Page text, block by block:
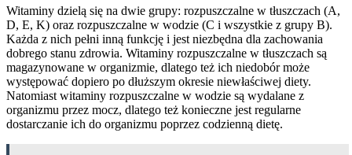
Witaminy dzielą się na dwie grupy: rozpuszczalne w tłuszczach (A,
D, E, K) oraz rozpuszczalne w wodzie (C i wszystkie z grupy B).
Każda z nich pełni inną funkcję i jest niezbędna dla zachowania
dobrego stanu zdrowia. Witaminy rozpuszczalne w tłuszczach są
magazynowane w organizmie, dlatego też ich niedobór może
występować dopiero po dłuższym okresie niewłaściwej diety.
Natomiast witaminy rozpuszczalne w wodzie są wydalane z
organizmu przez mocz, dlatego też konieczne jest regularne
dostarczanie ich do organizmu poprzez codzienną dietę.